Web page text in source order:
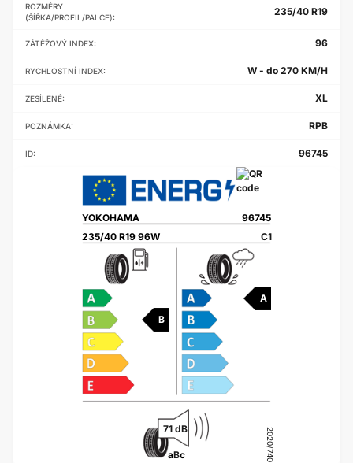
ROZMĚRY
(ŠÍŘKA/PROFIL/PALCE):
235/40 R19
ZÁTĚŽOVÝ INDEX: 96
RYCHLOSTNÍ INDEX: W - do 270 KM/H
ZESÍLENÉ: XL
POZNÁMKA: RPB
ID: 96745
235/40 R19 96W
YOKOHAMA 96745
B
A
71 dB
C1
2020/740
aBc